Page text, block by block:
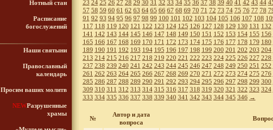
Нотный стан
Расписание
богослужений
Наши святыни
Православный
календарь
Просим ваших молитв
NEWРазрушенные
храмы
23 24 25 26 27 28 29 30 31 32 33 34 35 36 37 38 39 40 41 42 43 44
57 58 59 60 61 62 63 64 65 66 67 68 69 70 71 72 73 74 75 76 77 78
91 92 93 94 95 96 97 98 99 100 101 102 103 104 105 106 107 108
117 118 119 120 121 122 123 124 125 126 127 128 129 130 131 132
141 142 143 144 145 146 147 148 149 150 151 152 153 154 155 156
165 166 167 168 169 170 171 172 173 174 175 176 177 178 179 180
189 190 191 192 193 194 195 196 197 198 199 200 201 202 203 204
213 214 215 216 217 218 219 220 221 222 223 224 225 226 227 228
237 238 239 240 241 242 243 244 245 246 247 248 249 250 251 252
261 262 263 264 265 266 267 268 269 270 271 272 273 274 275 276
285 286 287 288 289 290 291 292 293 294 295 296 297 298 299 300
309 310 311 312 313 314 315 316 317 318 319 320 321 322 323 324
333 334 335 336 337 338 339 340 341 342 343 344 345 346 →
№
Автор и дата
вопроса